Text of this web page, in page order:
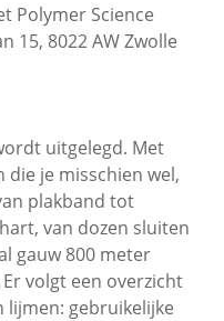
Polymer Science
15, 8022 AW Zwolle
uitgelegd. Met
je misschien wel,
plakband tot
van dozen sluiten
gauw 800 meter
volgt een overzicht
lijmen: gebruikelijke